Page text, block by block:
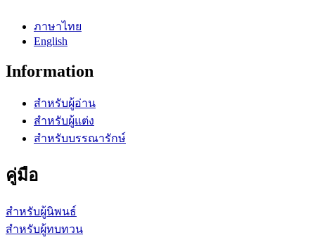
ภาษาไทย
English
Information
สำหรับผู้อ่าน
สำหรับผู้แต่ง
สำหรับบรรณารักษ์
คู่มือ
สำหรับผู้นิพนธ์
สำหรับผู้ทบทวน